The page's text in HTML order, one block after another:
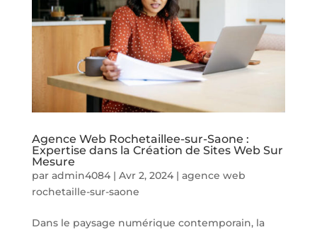
Agence Web Rochetaillee-sur-Saone :
Expertise dans la Création de Sites Web Sur
Mesure
par admin4084| Avr 2, 2024| agence web
rochetaille-sur-saone
Dans le paysage numérique contemporain, la